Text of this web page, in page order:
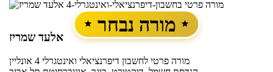
מורה נבחר
אלעד שמריז
מורה פרטי לחשבון דיפרנציאלי ואינטגרלי 4
אונליין